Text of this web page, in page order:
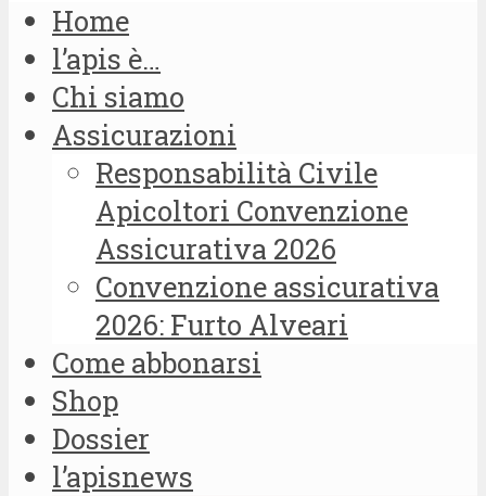
Home
l’apis è…
Chi siamo
Assicurazioni
Responsabilità Civile
Apicoltori Convenzione
Assicurativa 2026
Convenzione assicurativa
2026: Furto Alveari
Come abbonarsi
Shop
Dossier
l’apisnews